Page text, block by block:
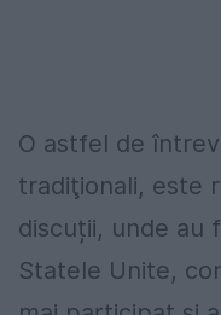
O astfel de
tradiţionali, este
discuții, unde au
Statele Unite,